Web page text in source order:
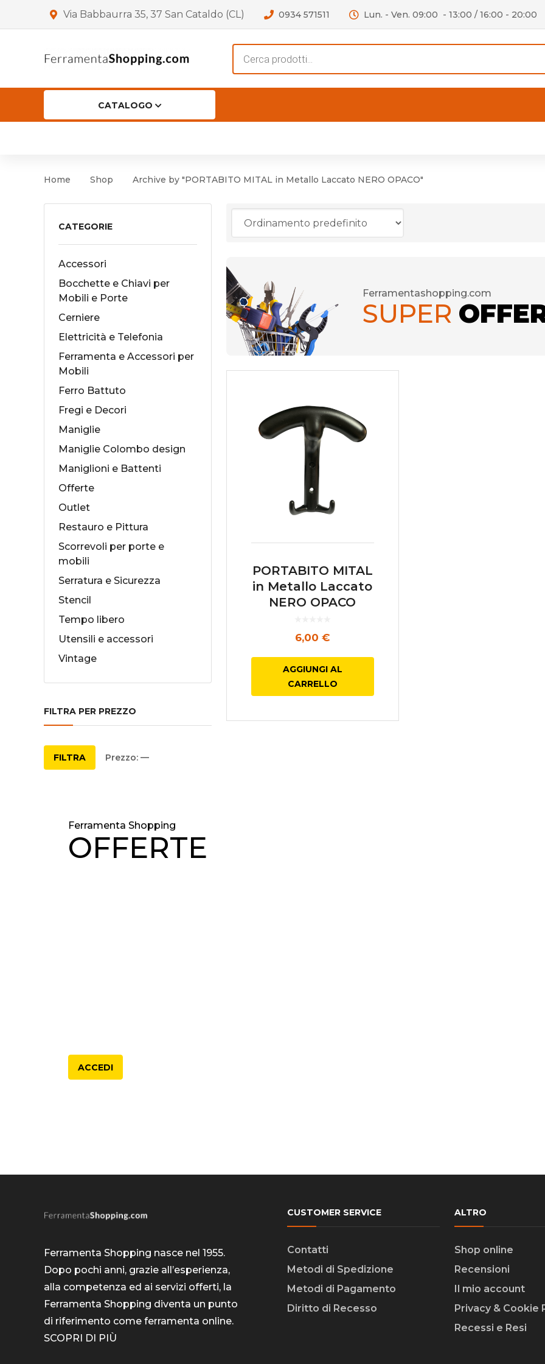
Via Babbaurra 35, 37 San Cataldo (CL) 0934 571511 Lun. - Ven. 09:00 - 13:00 / 16:00 - 20:00
CATALOGO
Accessori vari
Collezioni Maniglie
Antologhia
Casseforti
Home Shop Archive by "PORTABITO MITAL in Metallo Laccato NERO OPACO"
CATEGORIE
Accessori
Bocchette e Chiavi per
Mobili e Porte
Cerniere
Elettricità e Telefonia
Ferramenta e Accessori per
Mobili
Ferro Battuto
Fregi e Decori
Maniglie
Maniglie Colombo design
Maniglioni e Battenti
Offerte
Outlet
Restauro e Pittura
Scorrevoli per porte e
mobili
Serratura e Sicurezza
Stencil
Tempo libero
Utensili e accessori
Vintage
FILTRA PER PREZZO
Prezzo
Min
Prezzo
Max
FILTRA Prezzo: —
Ferramenta Shopping
OFFERTE
ACCEDI
Ferramentashopping.com
SUPER
PORTABITO MITAL
in Metallo Laccato
NERO OPACO
6,00 €
AGGIUNGI AL
CARRELLO
Ferramenta Shopping nasce nel 1955.
Dopo pochi anni, grazie all’esperienza,
alla competenza ed ai servizi offerti, la
Ferramenta Shopping diventa un punto
di riferimento come ferramenta online.
SCOPRI DI PIÙ
CUSTOMER SERVICE
Contatti
Metodi di Spedizione
Metodi di Pagamento
Diritto di Recesso
ALTRO
Shop online
Recensioni
Il mio account
Privacy & Cookie
Recessi e Resi